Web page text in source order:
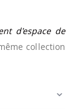
d'espace de
collection